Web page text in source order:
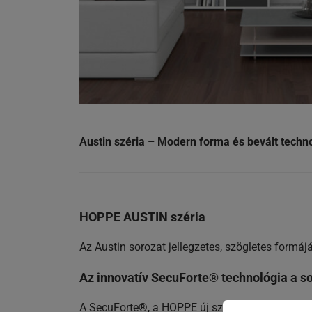
Austin széria – Modern forma és bevált
HOPPE AUSTIN széria
Az Austin sorozat jellegzetes, szögletes
Az innovatív SecuForte® technológia a
A SecuForte®, a HOPPE új szabványa a